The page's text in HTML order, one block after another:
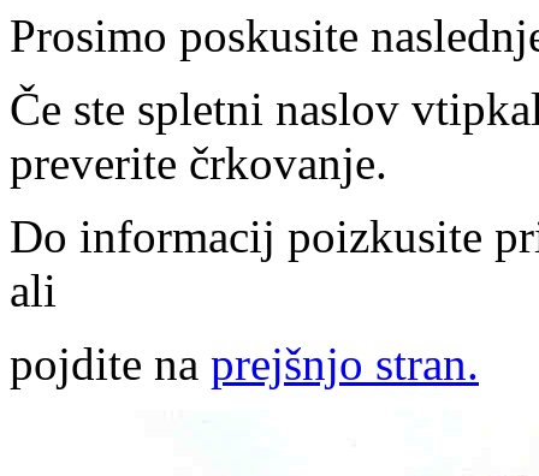
Prosimo poskusite
Če ste spletni naslov
preverite črkovanje.
Do informacij poizkusite
ali
pojdite na prejšnjo stran.